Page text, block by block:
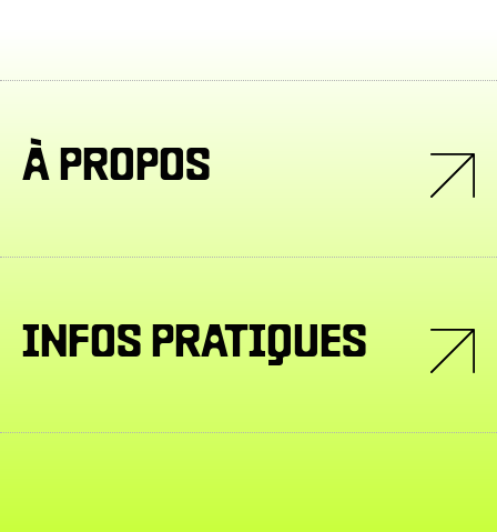
À PROPOS
INFOS PRATIQUES